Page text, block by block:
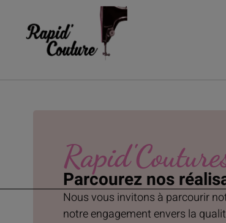
Parcourez nos
Nous vous invitons à parcourir
notre engagement envers la